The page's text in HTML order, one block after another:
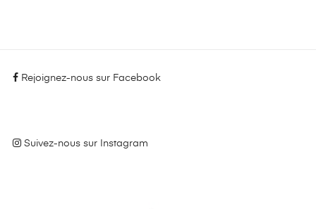
Rejoignez-nous sur Facebook
Suivez-nous sur Instagram